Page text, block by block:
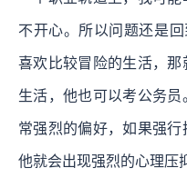
不开心。所以问题还是
喜欢比较冒险的生活，
生活，他也可以考公务
常强烈的偏好，如果强行
他就会出现强烈的心理压